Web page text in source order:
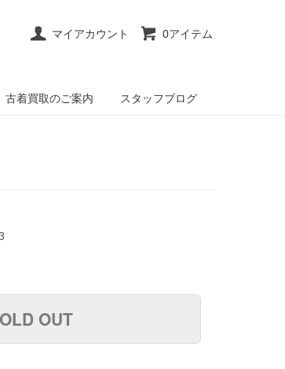
マイアカウント 0アイテム
古着買取のご案内 スタッフブログ
OUT